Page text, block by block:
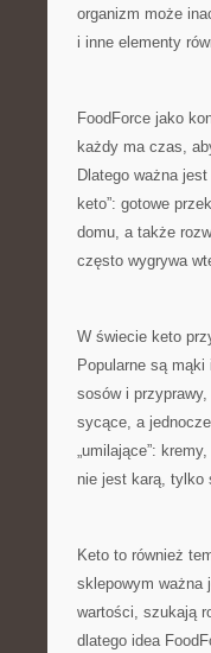
organizm może
i inne elementy
FoodForce jako
każdy ma czas,
Dlatego ważna
keto”: gotowe
domu, a także
często wygrywa
W świecie keto
Popularne są
sosów i
sycące, a
„umilające”:
nie jest karą, tylko
Keto to również
sklepowym ważna
wartości, szukają
dlatego idea